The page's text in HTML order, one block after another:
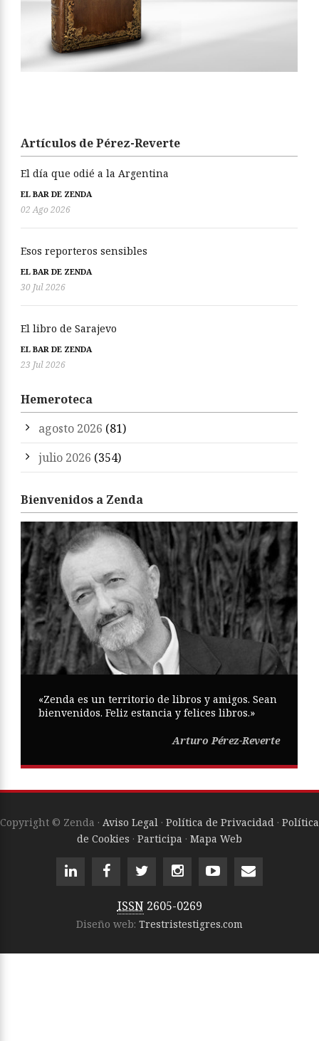
Artículos de Pérez-Reverte
El día que odié a la Argentina
EL BAR DE ZENDA
02 Ago 2026
Esos reporteros sensibles
EL BAR DE ZENDA
30 Jul 2026
El libro de Sarajevo
EL BAR DE ZENDA
23 Jul 2026
Hemeroteca
agosto 2026 (81)
julio 2026 (354)
Bienvenidos a Zenda
«Zenda es un territorio de libros y amigos. Sean
bienvenidos. Feliz estancia y felices libros.»
Arturo Pérez-Reverte
Copyright © Zenda · Aviso Legal · Política de Privacidad · Política
de Cookies · Participa · Mapa Web
ISSN 2605-0269
Diseño web: Trestristestigres.com